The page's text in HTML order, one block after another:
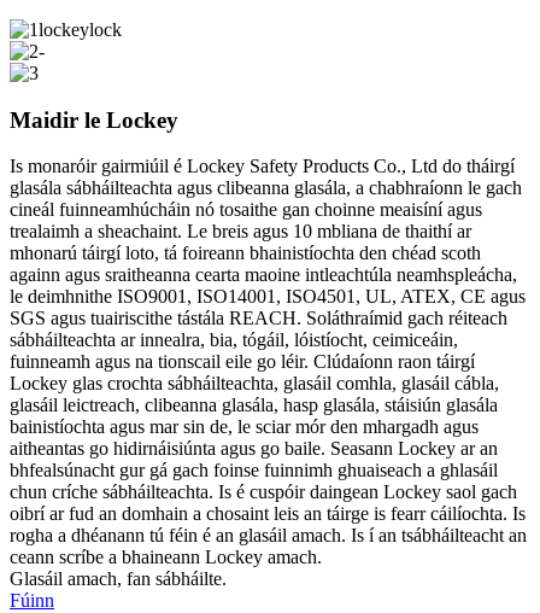
Maidir le Lockey
Is monaróir gairmiúil é Lockey Safety Products Co., Ltd do tháirgí
glasála sábháilteachta agus clibeanna glasála, a chabhraíonn le gach
cineál fuinneamhúcháin nó tosaithe gan choinne meaisíní agus
trealaimh a sheachaint. Le breis agus 10 mbliana de thaithí ar
mhonarú táirgí loto, tá foireann bhainistíochta den chéad scoth
againn agus sraitheanna cearta maoine intleachtúla neamhspleácha,
le deimhnithe ISO9001, ISO14001, ISO4501, UL, ATEX, CE agus
SGS agus tuairiscithe tástála REACH. Soláthraímid gach réiteach
sábháilteachta ar innealra, bia, tógáil, lóistíocht, ceimiceáin,
fuinneamh agus na tionscail eile go léir. Clúdaíonn raon táirgí
Lockey glas crochta sábháilteachta, glasáil comhla, glasáil cábla,
glasáil leictreach, clibeanna glasála, hasp glasála, stáisiún glasála
bainistíochta agus mar sin de, le sciar mór den mhargadh agus
aitheantas go hidirnáisiúnta agus go baile. Seasann Lockey ar an
bhfealsúnacht gur gá gach foinse fuinnimh ghuaiseach a ghlasáil
chun críche sábháilteachta. Is é cuspóir daingean Lockey saol gach
oibrí ar fud an domhain a chosaint leis an táirge is fearr cáilíochta. Is
rogha a dhéanann tú féin é an glasáil amach. Is í an tsábháilteacht an
ceann scríbe a bhaineann Lockey amach.
Glasáil amach, fan sábháilte.
Fúinn